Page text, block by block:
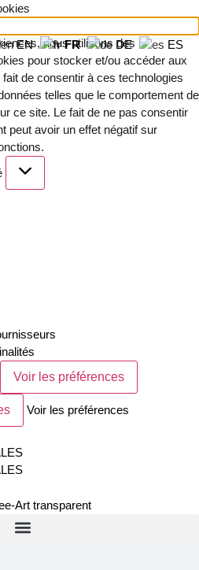
nous utilisons des
pour stocker et/ou accéder aux
de consentir à ces technologies
telles que le comportement de
ce site. Le fait de ne pas consentir
peut avoir un effet négatif sur
Voir les préférences
Voir les préférences
EN FR DE ES